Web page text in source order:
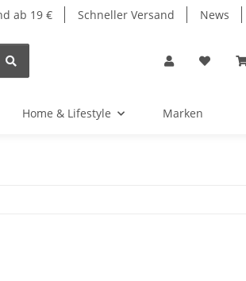
ab 19 € Schneller Versand News
Home & Lifestyle Marken